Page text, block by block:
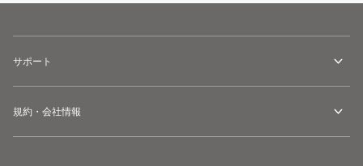
サポート
規約・会社情報